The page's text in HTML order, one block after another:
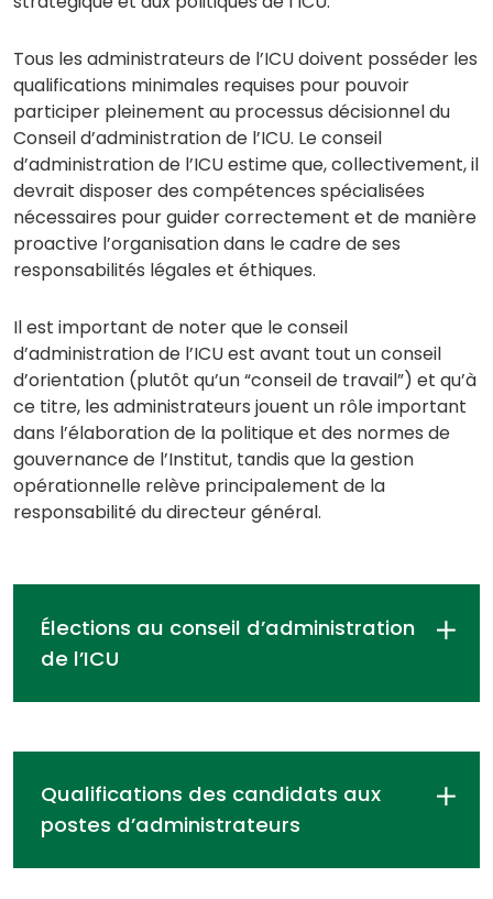
Tous les administrateurs de l’ICU doivent posséder les
qualifications minimales requises pour pouvoir
participer pleinement au processus décisionnel du
Conseil d’administration de l’ICU. Le conseil
d’administration de l’ICU estime que, collectivement, il
devrait disposer des compétences spécialisées
nécessaires pour guider correctement et de manière
proactive l’organisation dans le cadre de ses
responsabilités légales et éthiques.
Il est important de noter que le conseil
d’administration de l’ICU est avant tout un conseil
d’orientation (plutôt qu’un “conseil de travail”) et qu’à
ce titre, les administrateurs jouent un rôle important
dans l’élaboration de la politique et des normes de
gouvernance de l’Institut, tandis que la gestion
opérationnelle relève principalement de la
responsabilité du directeur général.
Élections au conseil d’administration
de l’ICU
aux statuts de l’Institut et à la Loi
à but non lucratif.
Les administrateurs sont élus
Qualifications des candidats aux
postes d’administrateurs